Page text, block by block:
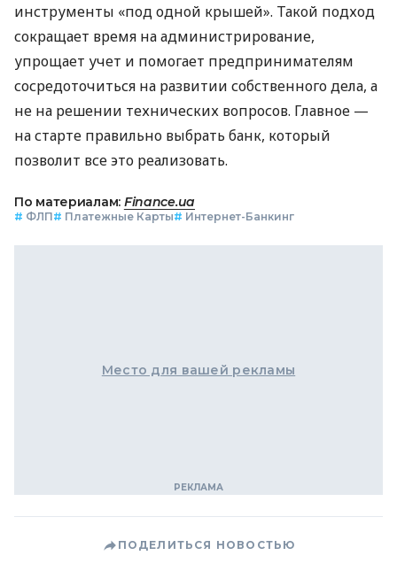
инструменты «под одной крышей». Такой подход
сокращает время на администрирование,
упрощает учет и помогает предпринимателям
сосредоточиться на развитии собственного дела, а
не на решении технических вопросов. Главное —
на старте правильно выбрать банк, который
позволит все это реализовать.
По материалам: Finance.ua
# ФЛП# Платежные Карты# Интернет-Банкинг
Место для вашей рекламы
ПОДЕЛИТЬСЯ НОВОСТЬЮ